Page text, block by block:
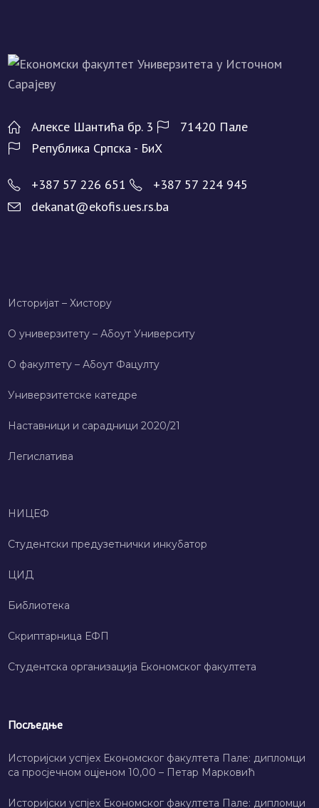
Алeксe Шантића бр. 3
71420 Палe
Рeпублика Српска - БиХ
+387 57 226 651
+387 57 224 945
dekanat@ekofis.ues.rs.ba
Историјат – Хисторy
О универзитету – Абоут Университy
О факултету – Абоут Фацултy
Универзитетске катедре
Наставници и сарадници 2020/21
Легислатива
НИЦЕФ
Студентски предузетнички инкубатор
ЦИД
Библиотека
Скриптарница ЕФП
Студентска организација Економског факултета
Посљедње
Историјски успјех Економског факултета Пале: дипломци
са просјечном оцјеном 10,00 – Петар Марковић
Историјски успјех Економског факултета Пале: дипломци